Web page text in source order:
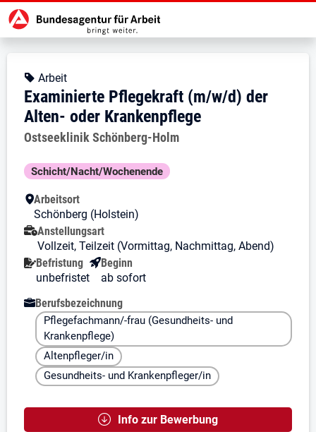
Zur Jobsuche Startseite
Stellendetails zu: Examinierte
Examinierte Pflegekraft (m/
Examinierte Pflegekraft (m/w/d)
Kopfbereich
Angebotsart:
Arbeit
Examinierte Pflegekraft (m/w/d) der
Alten- oder Krankenpflege
Arbeitgeber:
Ostseeklinik Schönberg-Holm
Besondere Merkmale
Schicht/Nacht/Wochenende
Arbeitsort
Schönberg (Holstein)
Anstellungsart
Vollzeit, Teilzeit (Vormittag, Nachmittag, Abend)
Befristung
unbefristet
Beginn
ab sofort
Berufsbezeichnung
Pflegefachmann/-frau (Gesundheits- und
Krankenpflege)
Altenpfleger/in
Gesundheits- und Krankenpfleger/in
Info zur Bewerbung